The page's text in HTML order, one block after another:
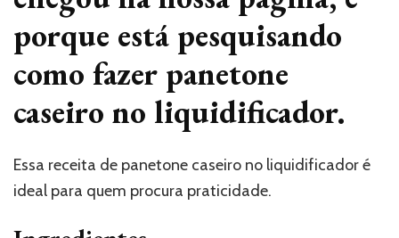
porque está pesquisando
como fazer panetone
caseiro no liquidificador.
Essa receita de panetone caseiro no liquidificador é
ideal para quem procura praticidade.